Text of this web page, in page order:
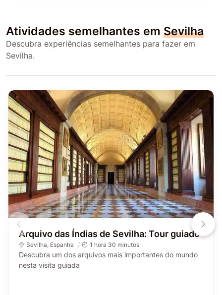
Atividades semelhantes em Sevilha
Descubra experiências semelhantes para fazer em
Sevilha.
Arquivo das Índias de Sevilha: Tour guiado
Sevilha Espanha 1 hora 30 minutos
Descubra um dos arquivos mais importantes do mundo
nesta visita guiada